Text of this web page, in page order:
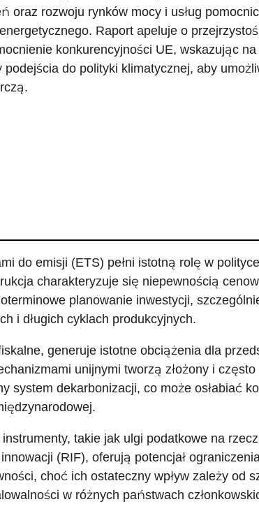
oraz rozwoju rynków mocy i usług
Raport apeluje o
konkurencyjności UE, wskazując
do polityki klimatycznej, aby
do emisji (ETS) pełni istotną rolę w
charakteryzuje się niepewnością
planowanie inwestycji,
i długich cyklach produkcyjnych.
generuje istotne obciążenia dla
unijnymi tworzą złożony i często
system dekarbonizacji, co może osłabiać
takie jak ulgi podatkowe na
(RIF), oferują potencjał
choć ich ostateczny wpływ zależy od
w różnych państwach